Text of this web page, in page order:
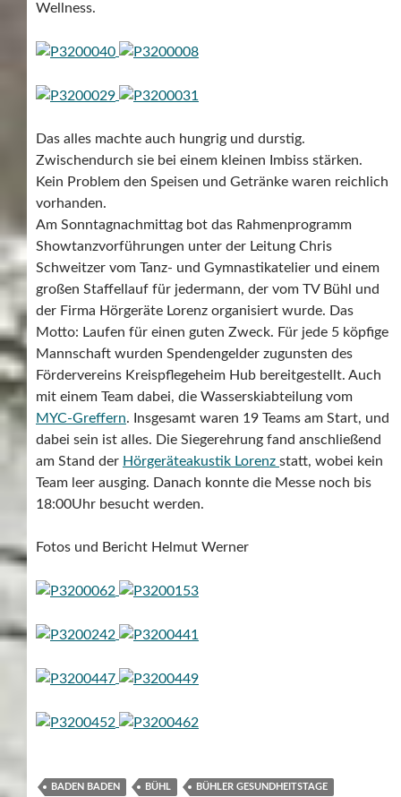
Wellness.
Das alles machte auch hungrig und durstig.
Zwischendurch sie bei einem kleinen Imbiss stärken.
Kein Problem den Speisen und Getränke waren reichlich
vorhanden.
Am Sonntagnachmittag bot das Rahmenprogramm
Showtanzvorführungen unter der Leitung Chris
Schweitzer vom Tanz- und Gymnastikatelier und einem
großen Staffellauf für jedermann, der vom TV Bühl und
der Firma Hörgeräte Lorenz organisiert wurde. Das
Motto: Laufen für einen guten Zweck. Für jede 5 köpfige
Mannschaft wurden Spendengelder zugunsten des
Fördervereins Kreispflegeheim Hub bereitgestellt. Auch
mit einem Team dabei, die Wasserskiabteilung vom
MYC-Greffern. Insgesamt waren 19 Teams am Start, und
dabei sein ist alles. Die Siegerehrung fand anschließend
am Stand der Hörgeräteakustik Lorenz statt, wobei kein
Team leer ausging. Danach konnte die Messe noch bis
18:00Uhr besucht werden.
Fotos und Bericht Helmut Werner
BADEN BADEN BÜHL BÜHLER GESUNDHEITSTAGE